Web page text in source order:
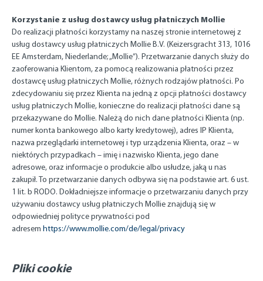
Korzystanie z usług dostawcy usług płatniczych Mollie
Do realizacji płatności korzystamy na naszej stronie internetowej z
usług dostawcy usług płatniczych Mollie B.V. (Keizersgracht 313, 1016
EE Amsterdam, Niederlande; „Mollie”). Przetwarzanie danych służy do
zaoferowania Klientom, za pomocą realizowania płatności przez
dostawcę usług płatniczych Mollie, różnych rodzajów płatności. Po
zdecydowaniu się przez Klienta na jedną z opcji płatności dostawcy
usług płatniczych Mollie, konieczne do realizacji płatności dane są
przekazywane do Mollie. Należą do nich dane płatności Klienta (np.
numer konta bankowego albo karty kredytowej), adres IP Klienta,
nazwa przeglądarki internetowej i typ urządzenia Klienta, oraz – w
niektórych przypadkach – imię i nazwisko Klienta, jego dane
adresowe, oraz informacje o produkcie albo usłudze, jaką u nas
zakupił. To przetwarzanie danych odbywa się na podstawie art. 6 ust.
1 lit. b RODO. Dokładniejsze informacje o przetwarzaniu danych przy
używaniu dostawcy usług płatniczych Mollie znajdują się w
odpowiedniej polityce prywatności pod
adresem https://www.mollie.com/de/legal/privacy
Pliki cookie